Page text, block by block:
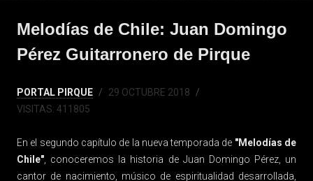
Melodías de Chile: Juan Domingo
Pérez Guitarronero de Pirque
PORTAL PIRQUE
29 OCTUBRE 2018
VISITAS: 411805
En el segundo capítulo de la nueva temporada de "Melodías de
Chile" , conoceremos la historia de Juan Domingo Pérez, un
cantor de nacimiento, músico de espiritualidad desarrollada,